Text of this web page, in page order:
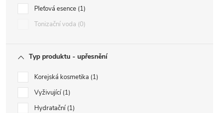
Pleťová esence 1
Tonizační voda 0
Typ produktu - upřesnění
Korejská kosmetika 1
Vyživující 1
Hydratační 1